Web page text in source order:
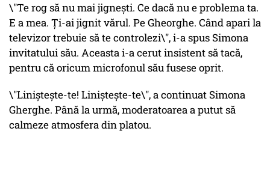
\"Te rog să nu mai jignești. Ce dacă nu e problema ta.
E a mea. Ți-ai jignit vărul. Pe Gheorghe. Când apari la
televizor trebuie să te controlezi\", i-a spus Simona
invitatului său. Aceasta i-a cerut insistent să tacă,
pentru că oricum microfonul său fusese oprit.
\"Liniștește-te! Liniștește-te\", a continuat Simona
Gherghe. Până la urmă, moderatoarea a putut să
calmeze atmosfera din platou.